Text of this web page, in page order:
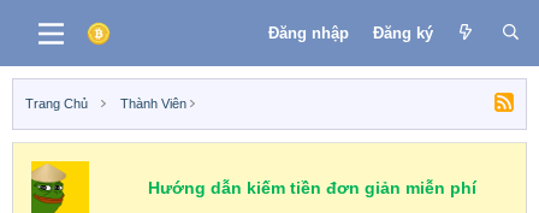
Đăng nhập Đăng ký
Trang Chủ Thành Viên
Hướng dẫn kiếm tiền đơn giản miễn phí